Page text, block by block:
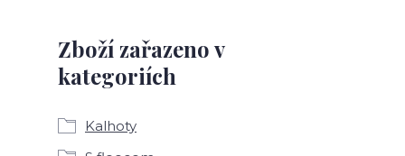
Zboží zařazeno v
kategoriích
Kalhoty